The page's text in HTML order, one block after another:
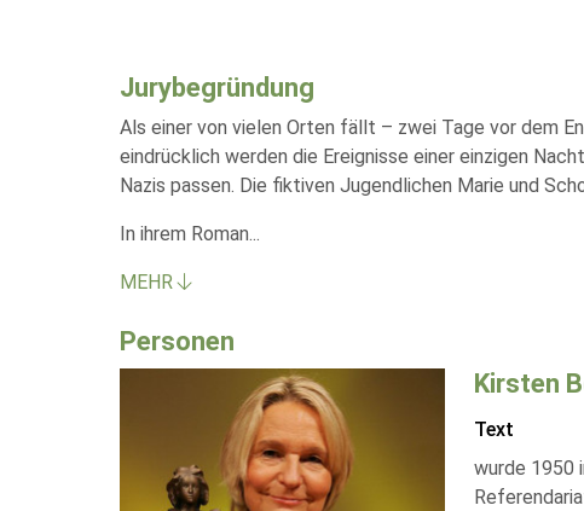
Jurybegründung
Als einer von vielen Orten fällt – zwei Tage vor dem
eindrücklich werden die Ereignisse einer einzigen
Nazis passen. Die fiktiven Jugendlichen Marie und
In ihrem Roman...
MEHR
Personen
Kirsten
Text
wurde 1950